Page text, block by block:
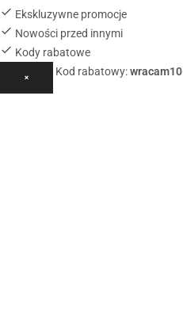
Ekskluzywne promocje
Nowości przed innymi
Kody rabatowe
× Kod rabatowy:wracam10